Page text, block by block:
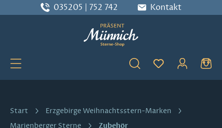
Zum Hauptinhalt springen
035205 | 752 742 Kontakt
Du hast 0
Start
Erzgebirge Weihnachtsstern-Marken
Marienberger Sterne
Zubehör